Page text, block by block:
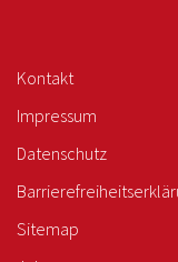
Kontakt
Impressum
Datenschutz
Sitemap